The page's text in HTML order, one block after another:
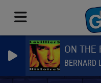
ON THE
BERNARD